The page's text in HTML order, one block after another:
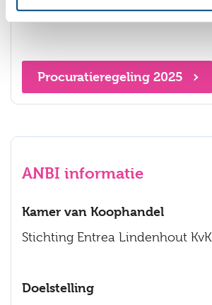
regeling genoemde
Procuratieregeling 2025
ANBI informatie
Kamer van Koophandel
Stichting Entrea Lindenhout KvK
Doelstelling